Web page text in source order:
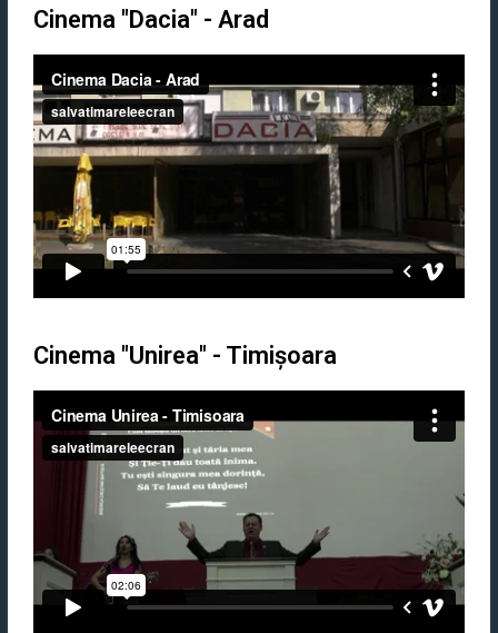
Cinema "Dacia" - Arad
Cinema "Unirea" - Timișoara